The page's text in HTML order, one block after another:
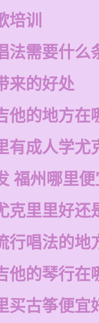
培训
法需要什么
来的好处
他的地方在
有成人学尤
福州哪里
克里里好还
行唱法的地
他的琴行在
买古筝便宜